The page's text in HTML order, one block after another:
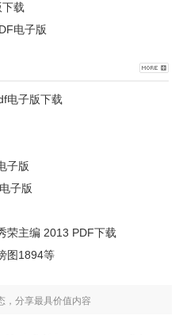
载
电子版
电子版下载
子版
子版
荣主编 2013 PDF下载
图1894等
，分享最具价值内容